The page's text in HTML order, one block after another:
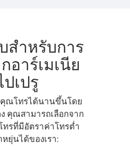
สำหรับการ
อาร์เมเนีย
ปเปรู
คุณโทรได้นานขึ้นโดย
คุณสามารถเลือกจาก
ทรที่มีอัตราค่าโทรต่ำ
ยุ่นได้ของเรา: